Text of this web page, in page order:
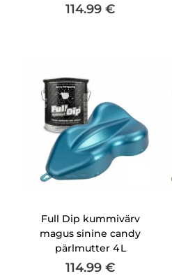
114.99 €
Full Dip kummivärv
magus sinine candy
pärlmutter 4 L
114.99 €